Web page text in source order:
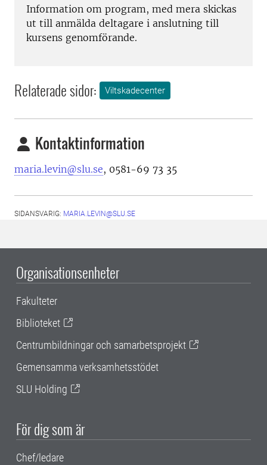
Information om program, med mera skickas
ut till anmälda deltagare i anslutning till
kursens genomförande.
Relaterade sidor: Viltskadecenter
Kontaktinformation
maria.levin@slu.se, 0581-69 73 35
SIDANSVARIG: MARIA.LEVIN@SLU.SE
Organisationsenheter
Fakulteter
Biblioteket
Centrumbildningar och samarbetsprojekt
Gemensamma verksamhetsstödet
SLU Holding
För dig som är
Chef/ledare